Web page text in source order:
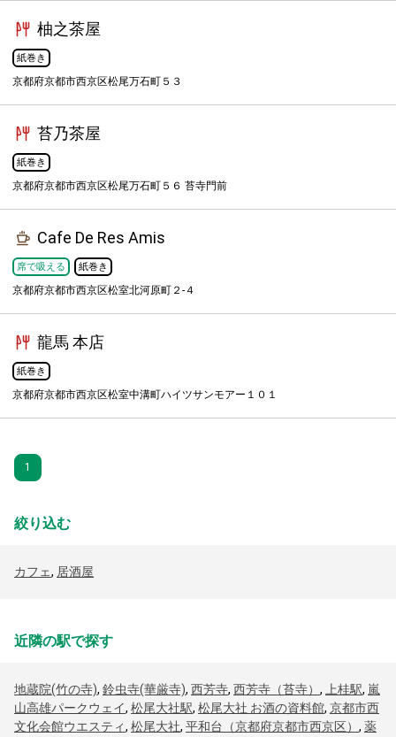
柚之茶屋
紙巻き
京都府京都市西京区松尾万石町５３
苔乃茶屋
紙巻き
京都府京都市西京区松尾万石町５６ 苔寺門前
Cafe De Res Amis
席で吸える 紙巻き
京都府京都市西京区松室北河原町２-４
龍馬 本店
紙巻き
京都府京都市西京区松室中溝町ハイツサンモアー１０１
1
絞り込む
カフェ, 居酒屋
近隣の駅で探す
地蔵院(竹の寺), 鈴虫寺(華厳寺), 西芳寺, 西芳寺（苔寺） , 上桂駅, 嵐
山高雄パークウェイ, 松尾大社駅, 松尾大社 お酒の資料館, 京都市西
文化会館ウエスティ, 松尾大社, 平和台（京都府京都市西京区） , 薬